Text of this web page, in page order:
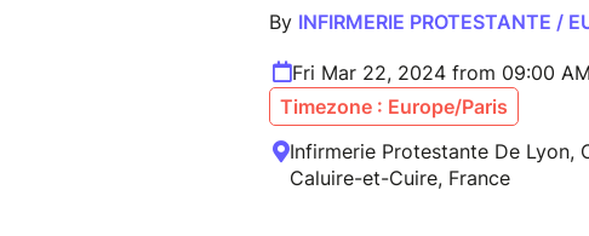
By INFIRMERIE PROTESTANTE /
Fri Mar 22, 2024 from 09:00
Timezone : Europe/Paris
Infirmerie Protestante De Lyon,
Caluire-et-Cuire, France